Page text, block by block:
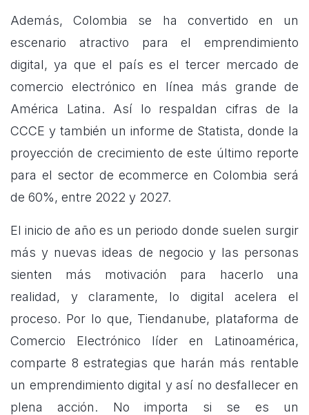
Además, Colombia se ha convertido en un
escenario atractivo para el emprendimiento
digital, ya que el país es el tercer mercado de
comercio electrónico en línea más grande de
América Latina. Así lo respaldan cifras de la
CCCE y también un informe de Statista, donde la
proyección de crecimiento de este último reporte
para el sector de ecommerce en Colombia será
de 60%, entre 2022 y 2027.
El inicio de año es un periodo donde suelen surgir
más y nuevas ideas de negocio y las personas
sienten más motivación para hacerlo una
realidad, y claramente, lo digital acelera el
proceso. Por lo que, Tiendanube, plataforma de
Comercio Electrónico líder en Latinoamérica,
comparte 8 estrategias que harán más rentable
un emprendimiento digital y así no desfallecer en
plena acción. No importa si se es un